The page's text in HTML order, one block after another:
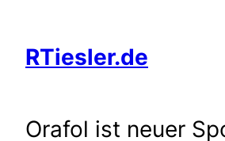
springen
RTiesler.de
Orafol ist neuer